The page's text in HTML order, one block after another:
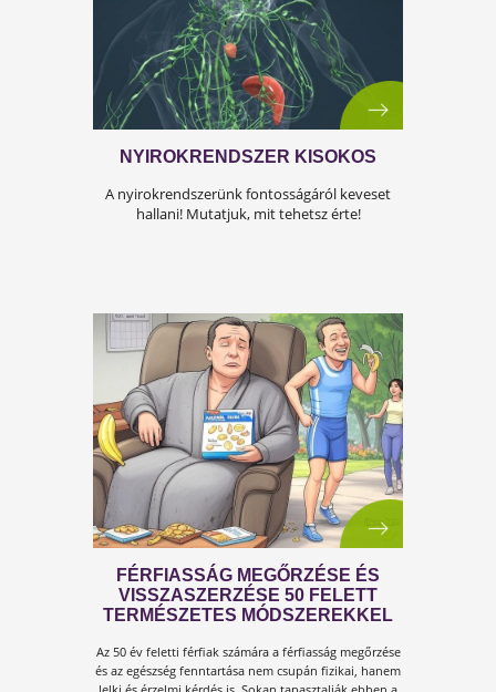
A KÁNIKULA 6 LEGFŐBB
VESZÉLYE
Amikor a hőmérséklet tartósan 30–35 °C fölé
emelkedik, szervezetünk hőszabályozó
rendszere komoly terhelés alá kerül.Tünetek,
megoldások!